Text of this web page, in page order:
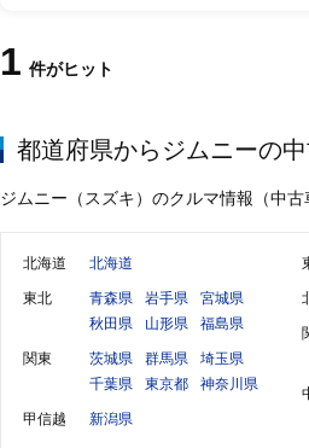
1 件がヒット
都道府県からジムニーの
ジムニー（スズキ）のクルマ情報（中
北海道 北海道
東北 青森県 岩手県
宮城県
秋田県
山形県 福島県
関東 茨城県 群馬県
埼玉県
千葉県
東京都 神奈川県
甲信越 新潟県